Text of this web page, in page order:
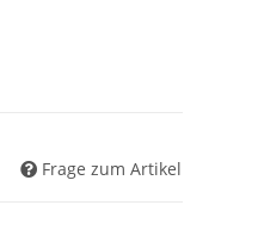
Frage zum Artikel